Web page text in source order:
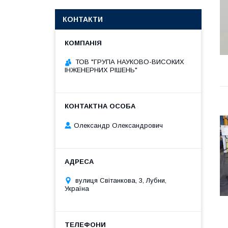
КОНТАКТИ
ТОВ "ГРУПА НАУКОВО-ВИСОКИХ
ІНЖЕНЕРНИХ РІШЕНЬ"
Олександр Олександрович
вулиця Світанкова, 3, Лубни,
Україна